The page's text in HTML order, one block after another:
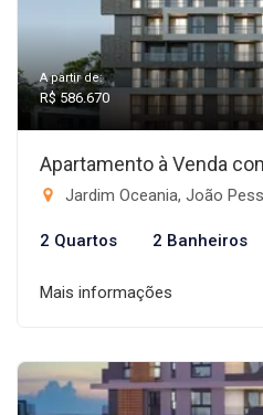
A partir de:
R$ 586.670
Apartamento à Venda
Jardim Oceania, João
2 Quartos 2 Banheiros
Mais informações